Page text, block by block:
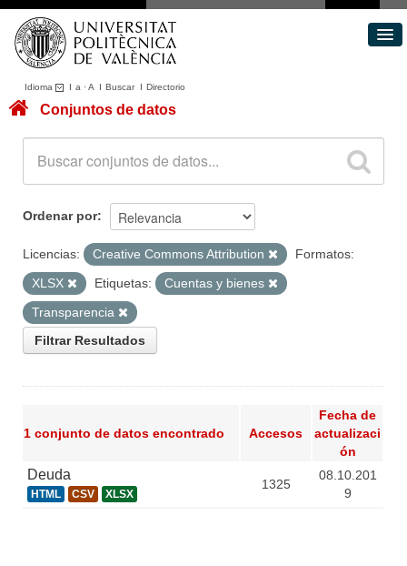
Idioma I a ·A I BuscarI Directorio
Conjuntos de datos
Acerca de
Portal de Transparencia
Conjuntos de datos
Ordenar por
Licencias: Creative Commons Attribution
Formatos:
XLSX
Etiquetas:
Cuentas y bienes
Transparencia
Filtrar Resultados
1 conjunto de datos encontrado Accesos
Fecha de
actualizaci
ón
Deuda
HTML CSV XLSX
1325
08.10.201
9